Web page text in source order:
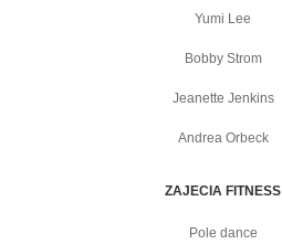
Yumi Lee
Bobby Strom
Jeanette Jenkins
Andrea Orbeck
ZAJECIA FITNESS
Pole dance